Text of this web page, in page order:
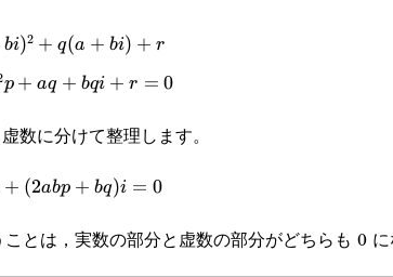
bi)2 + q(a + bi) + r
p + aq + bqi + r = 0
数に分けて整理します。
+ (2abp + bq)i = 0
とは，実数の部分と虚数の部分がどちらも 0 に